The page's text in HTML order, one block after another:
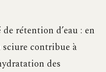
rétention d’eau : en
contribue à
des